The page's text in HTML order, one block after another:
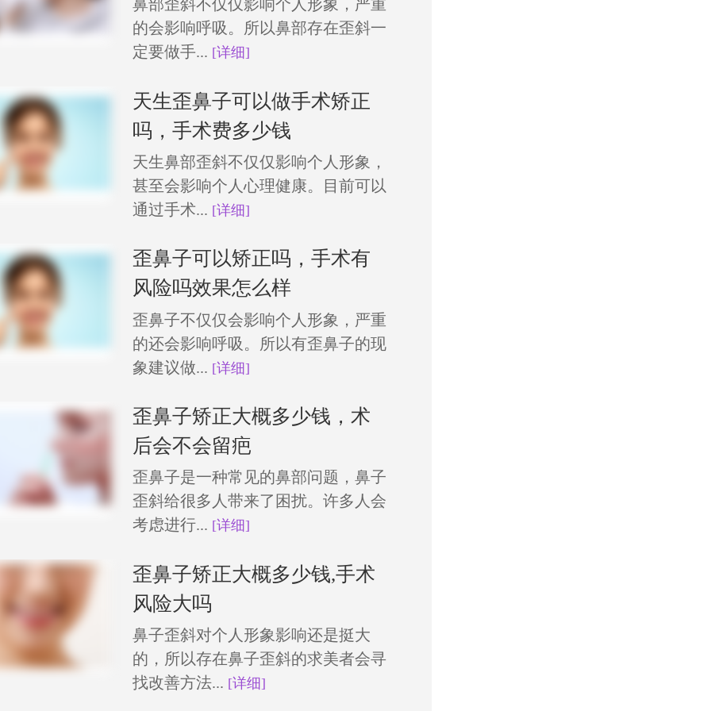
鼻部歪斜不仅仅影响个人形象，严重
的会影响呼吸。所以鼻部存在歪斜一
定要做手... [详细]
天生歪鼻子可以做手术矫正
吗，手术费多少钱
天生鼻部歪斜不仅仅影响个人形象，
甚至会影响个人心理健康。目前可以
通过手术... [详细]
歪鼻子可以矫正吗，手术有
风险吗效果怎么样
歪鼻子不仅仅会影响个人形象，严重
的还会影响呼吸。所以有歪鼻子的现
象建议做... [详细]
歪鼻子矫正大概多少钱，术
后会不会留疤
歪鼻子是一种常见的鼻部问题，鼻子
歪斜给很多人带来了困扰。许多人会
考虑进行... [详细]
歪鼻子矫正大概多少钱,手术
风险大吗
鼻子歪斜对个人形象影响还是挺大
的，所以存在鼻子歪斜的求美者会寻
找改善方法... [详细]